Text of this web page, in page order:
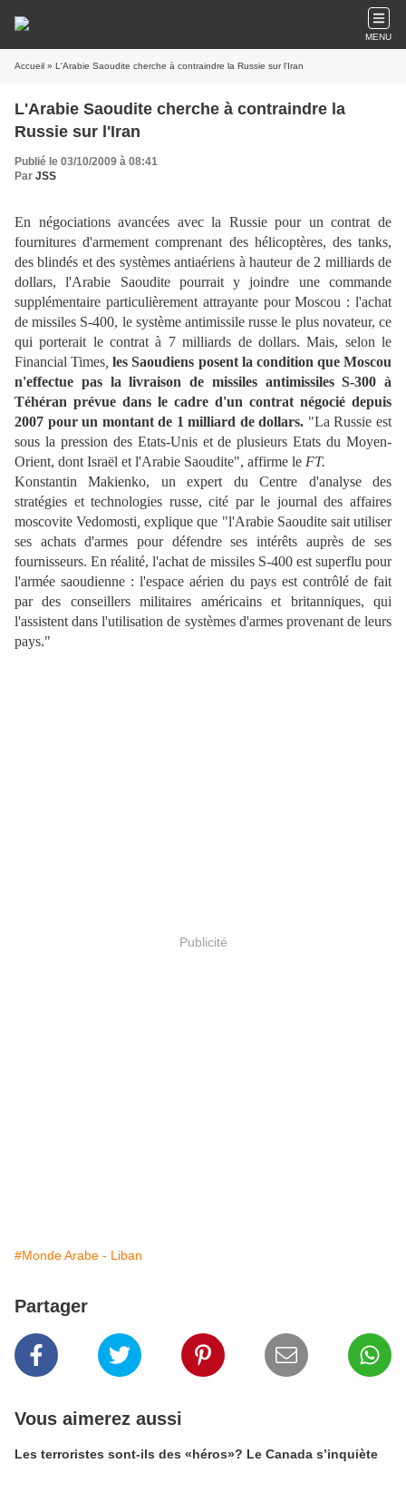
MENU
Accueil » L'Arabie Saoudite cherche à contraindre la Russie sur l'Iran
L'Arabie Saoudite cherche à contraindre la
Russie sur l'Iran
Publié le 03/10/2009 à 08:41
Par JSS
En négociations avancées avec la Russie pour un contrat de
fournitures d'armement comprenant des hélicoptères, des tanks,
des blindés et des systèmes antiaériens à hauteur de 2 milliards de
dollars, l'Arabie Saoudite pourrait y joindre une commande
supplémentaire particulièrement attrayante pour Moscou : l'achat
de missiles S-400, le système antimissile russe le plus novateur, ce
qui porterait le contrat à 7 milliards de dollars. Mais, selon le
Financial Times les Saoudiens posent la condition que Moscou
n'effectue pas la livraison de missiles antimissiles S-300 à
Téhéran prévue dans le cadre d'un contrat négocié depuis
2007 pour un montant de 1 milliard de dollars. "La Russie est
sous la pression des Etats-Unis et de plusieurs Etats du Moyen-
Orient, dont Israël et l'Arabie Saoudite", affirme le FT.
Konstantin Makienko, un expert du Centre d'analyse des
stratégies et technologies russe, cité par le journal des affaires
moscovite Vedomosti explique que "l'Arabie Saoudite sait utiliser
ses achats d'armes pour défendre ses intérêts auprès de ses
fournisseurs. En réalité, l'achat de missiles S-400 est superflu pour
l'armée saoudienne : l'espace aérien du pays est contrôlé de fait
par des conseillers militaires américains et britanniques, qui
l'assistent dans l'utilisation de systèmes d'armes provenant de leurs
pays."
Publicité
#Monde Arabe - Liban
Partager
Vous aimerez aussi
Les terroristes sont-ils des «héros»? Le Canada s’inquiète